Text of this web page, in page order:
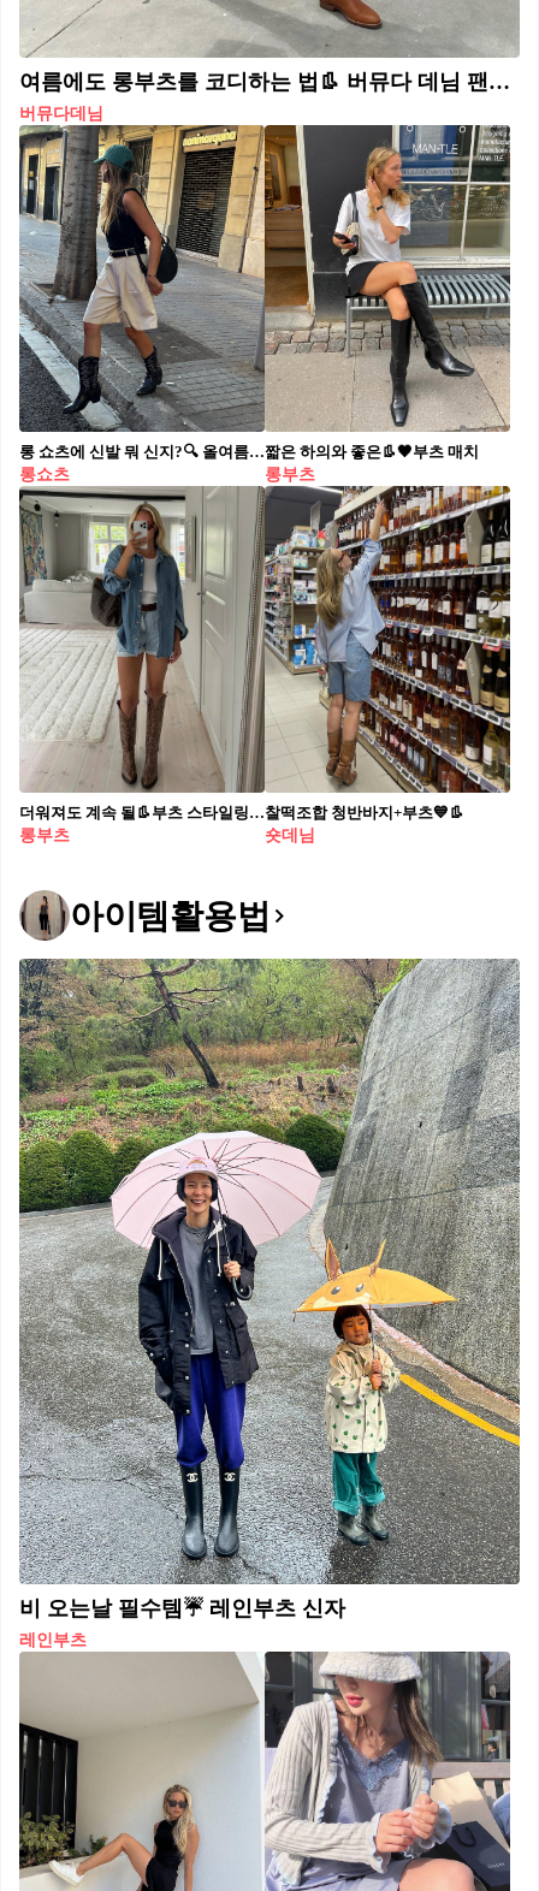
여름에도 롱부츠를 코디하는 법👢 버뮤다 데님 팬츠와 매치해 미니멀&힙한 데일리룩 완성✔️🙆‍♀️
버뮤다데님
롱 쇼츠에 신발 뭐 신지?🔍 올여름 바지 트렌드는 넉넉한 반바지🩳조합 코디 따라해요😉 1. 롱부츠 2. 스트랩 샌들 3. 슬링백 슈즈 4. 피셔맨 샌들 5. 아디다스 운동화
롱쇼츠
짧은 하의와 좋은👢🖤부츠 매치
롱부츠
더워져도 계속 될👢부츠 스타일링 미니 기장 하의 + 롱부츠로 종아리 커버까지 완벽하게🖤
롱부츠
찰떡조합 청반바지+부츠💙👢​
숏데님
아이템활용법
비 오는날 필수템☔️ 레인부츠 신자
레인부츠